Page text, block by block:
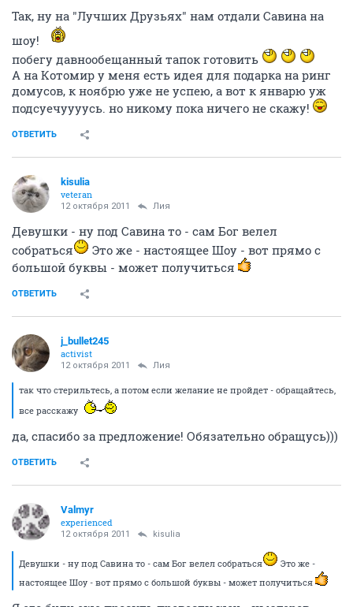
Так, ну на "Лучших Друзьях" нам отдали Савина на
шоу!
побегу давнообещанный тапок готовить
А на Котомир у меня есть идея для подарка на ринг
домусов, к ноябрю уже не успею, а вот к январю уж
подсуечуууусь. но никому пока ничего не скажу!
ОТВЕТИТЬ
kisulia
veteran
12 октября 2011 Лия
Девушки - ну под Савина то - сам Бог велел
собраться
Это же - настоящее Шоу - вот прямо с
большой буквы - может получиться
ОТВЕТИТЬ
j_bullet245
activist
12 октября 2011 Лия
так что стерильтесь, а потом если желание не пройдет - обращайтесь,
все расскажу
да, спасибо за предложение! Обязательно обращусь)))
ОТВЕТИТЬ
Valmyr
experienced
12 октября 2011 kisulia
Девушки - ну под Савина то - сам Бог велел собраться
Это же -
настоящее Шоу - вот прямо с большой буквы - может получиться